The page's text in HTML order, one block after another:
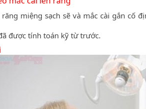
miệng sạch sẽ và mắc cài gắn cố
được tính toán kỹ từ trước.